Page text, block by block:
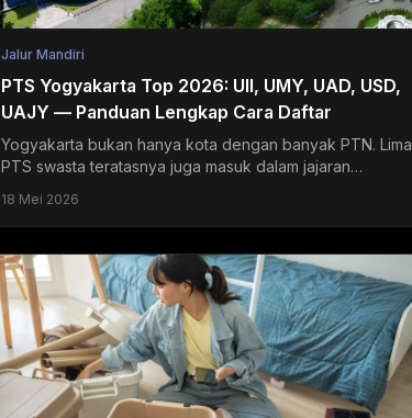
Jalur Mandiri
PTS Yogyakarta Top 2026: UII, UMY, UAD, USD,
UAJY — Panduan Lengkap Cara Daftar
Yogyakarta bukan hanya kota dengan banyak PTN. Lima
PTS swasta teratasnya juga masuk dalam jajaran
tujuan...
18 Mei 2026